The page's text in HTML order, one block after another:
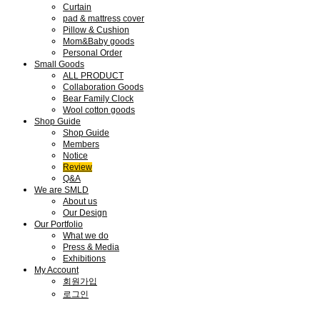
Curtain
pad & mattress cover
Pillow & Cushion
Mom&Baby goods
Personal Order
Small Goods
ALL PRODUCT
Collaboration Goods
Bear Family Clock
Wool cotton goods
Shop Guide
Shop Guide
Members
Notice
Review
Q&A
We are SMLD
About us
Our Design
Our Portfolio
What we do
Press & Media
Exhibitions
My Account
회원가입
로그인